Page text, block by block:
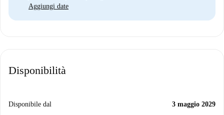
Aggiungi date
Disponibilità
Disponibile dal 3 maggio 2029